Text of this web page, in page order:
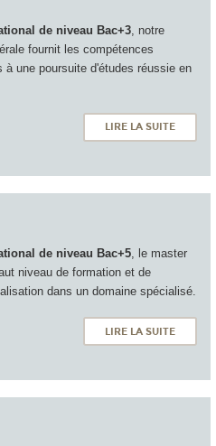
de niveau Bac+3, notre
fournit les compétences
à une poursuite d'études réussie en
LIRE LA SUITE
de niveau Bac+5, le master
niveau de formation et de
dans un domaine spécialisé.
LIRE LA SUITE